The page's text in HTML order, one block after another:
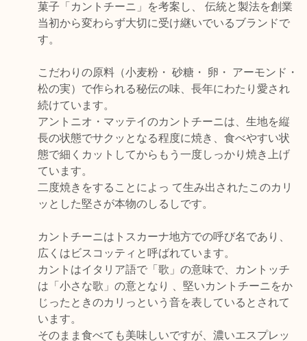
菓子「カントチーニ」を考案し、 伝統と製法を創業
当初から変わらず大切に受け継いでいるブランドで
す。
こだわりの原料（小麦粉・ 砂糖・ 卵・ アーモンド・
松の実）で作られる秘伝の味、長年にわたり愛され
続けています。
アントニオ・マッテイのカントチーニは、生地を縦
長の状態でサクッとなる程度に焼き、食べやすい状
態で細くカットしてからもう一度しっかり焼き上げ
ています。
二度焼きをすることによっ て生み出されたこのカリ
ッとした堅さが本物のしるしです。
カントチーニはトスカーナ地方での呼び名であり、
広くはビスコッティと呼ばれています。
カントはイタリア語で「歌」の意味で、カントッチ
は「小さな歌」の意となり 、堅いカントチーニをか
じったときのカリっという音を表しているとされて
います。
そのまま食べても美味しいですが、濃いエスプレッ